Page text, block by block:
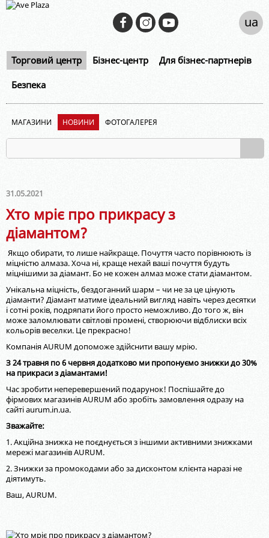
Торговий центр Бізнес-центр Для бізнес-партнерів
Безпека
ua
МАГАЗИНИ НОВИНИ ФОТОГАЛЕРЕЯ
31.05.2021
Хто мріє про прикрасу з
діамантом?
Якщо обирати, то лише найкраще. Почуття часто порівнюють із
міцністю алмаза. Хоча ні, краще нехай ваші почуття будуть
міцнішими за діамант. Бо не кожен алмаз може стати діамантом.
Унікальна міцність, бездоганний шарм – чи не за це цінують
діаманти? Діамант матиме ідеальний вигляд навіть через десятки
і сотні років, подряпати його просто неможливо. До того ж, він
може заломлювати світлові промені, створюючи відблиски всіх
кольорів веселки. Це прекрасно!
Компанія AURUM допоможе здійснити вашу мрію.
З 24 травня по 6 червня додатково ми пропонуємо знижки до 30%
на прикраси з діамантами!
Час зробити неперевершений подарунок! Поспішайте до
фірмових магазинів AURUM або зробіть замовлення одразу на
сайті aurum.in.ua.
Зважайте:
1. Акційна знижка не поєднується з іншими активними знижками
мережі магазинів AURUM.
2. Знижки за промокодами або за дисконтом клієнта наразі не
діятимуть.
Ваш, AURUM.